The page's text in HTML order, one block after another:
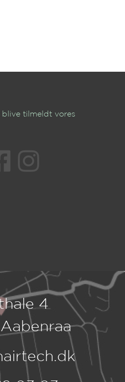
tilmeldt vores
4